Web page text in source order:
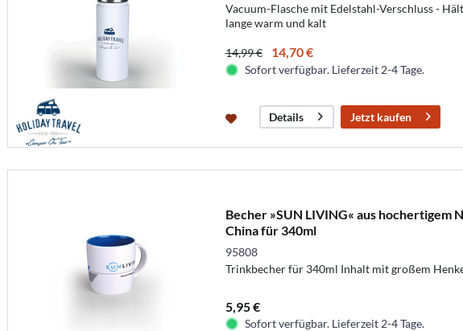
Vacuum-Flasche mit Edelstahl-Verschluss -
lange warm und kalt
14,99 € 14,70 €
Sofort verfügbar. Lieferzeit 2-4 Tage.
Details Jetzt kaufen
Becher »SUN LIVING« aus hochertigem
China für 340ml
95808
Trinkbecher für 340ml Inhalt mit großem
5,95 €
Sofort verfügbar. Lieferzeit 2-4 Tage.